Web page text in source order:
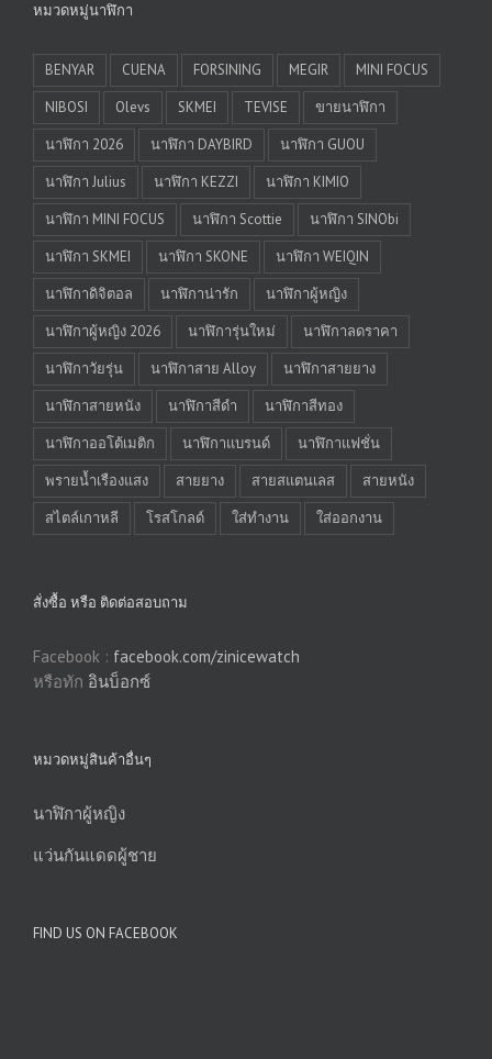
หมวดหมู่นาฬิกา
BENYAR CUENA FORSINING MEGIR
MINI FOCUS
NIBOSI
Olevs SKMEI TEVISE
ขายนาฬิกา
นาฬิกา 2026
นาฬิกา DAYBIRD
นาฬิกา GUOU
นาฬิกา Julius
นาฬิกา KEZZI
นาฬิกา KIMIO
นาฬิกา MINI FOCUS
นาฬิกา Scottie
นาฬิกา SINObi
นาฬิกา SKMEI
นาฬิกา SKONE
นาฬิกา WEIQIN
นาฬิกาดิจิตอล
นาฬิกาน่ารัก
นาฬิกาผู้หญิง
นาฬิกาผู้หญิง 2026
นาฬิการุ่นใหม่
นาฬิกาลดราคา
นาฬิกาวัยรุ่น
นาฬิกาสาย Alloy
นาฬิกาสายยาง
นาฬิกาสายหนัง
นาฬิกาสีดำ
นาฬิกาสีทอง
นาฬิกาออโต้เมติก
นาฬิกาแบรนด์
นาฬิกาแฟชั่น
พรายน้ำเรืองแสง
สายยาง สายสแตนเลส
สายหนัง
สไตล์เกาหลี
โรสโกลด์ ใส่ทำงาน ใส่ออกงาน
สั่งซื้อ หรือ ติดต่อสอบถาม
Facebook : facebook.com/zinicewatch
หรือทัก อินบ็อกซ์
หมวดหมู่สินค้าอื่นๆ
นาฬิกาผู้หญิง
แว่นกันแดดผู้ชาย
FIND US ON FACEBOOK